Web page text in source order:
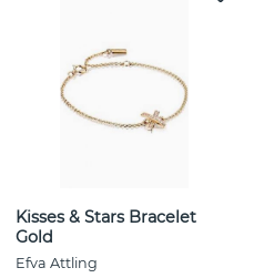
Kisses & Stars Bracelet
Gold
Efva Attling